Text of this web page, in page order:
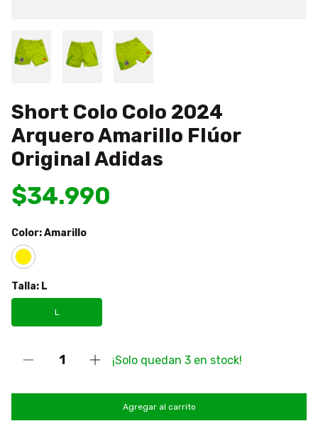
Short Colo Colo 2024
Arquero Amarillo Flúor
Original Adidas
$34.990
Color:Amarillo
Talla: L
L
¡Solo quedan 3 en stock!